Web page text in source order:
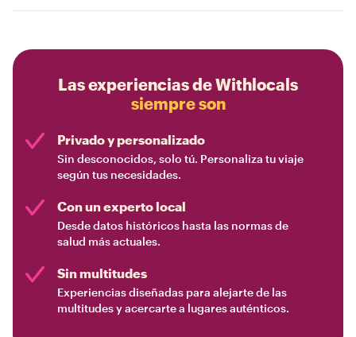
Las experiencias de Withlocals
siempre son
Privado y personalizado
Sin desconocidos, solo tú. Personaliza tu viaje
según tus necesidades.
Con un experto local
Desde datos históricos hasta las normas de
salud más actuales.
Sin multitudes
Experiencias diseñadas para alejarte de las
multitudes y acercarte a lugares auténticos.